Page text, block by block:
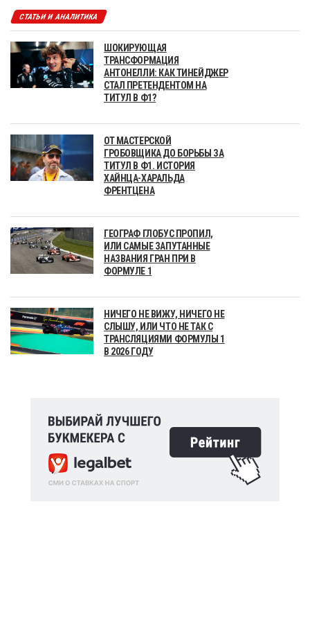
СТАТЬИ И АНАЛИТИКА
ШОКИРУЮЩАЯ
ТРАНСФОРМАЦИЯ
АНТОНЕЛЛИ: КАК ТИНЕЙДЖЕР
СТАЛ ПРЕТЕНДЕНТОМ НА
ТИТУЛ В Ф1?
ОТ МАСТЕРСКОЙ
ГРОБОВЩИКА ДО БОРЬБЫ ЗА
ТИТУЛ В Ф1. ИСТОРИЯ
ХАЙНЦА-ХАРАЛЬДА
ФРЕНТЦЕНА
ГЕОГРАФ ГЛОБУС ПРОПИЛ,
ИЛИ САМЫЕ ЗАПУТАННЫЕ
НАЗВАНИЯ ГРАН ПРИ В
ФОРМУЛЕ 1
НИЧЕГО НЕ ВИЖУ, НИЧЕГО НЕ
СЛЫШУ, ИЛИ ЧТО НЕ ТАК С
ТРАНСЛЯЦИЯМИ ФОРМУЛЫ 1
В 2026 ГОДУ